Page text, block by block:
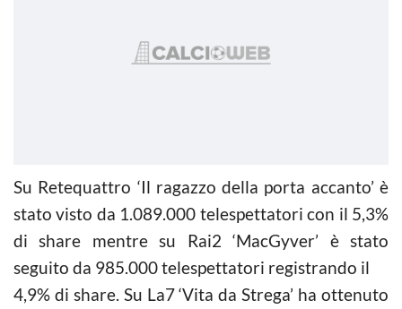
Su Retequattro ‘Il ragazzo della porta accanto’ è
stato visto da 1.089.000 telespettatori con il 5,3%
di share mentre su Rai2 ‘MacGyver’ è stato
seguito da 985.000 telespettatori registrando il
4,9% di share. Su La7 ‘Vita da Strega’ ha ottenuto